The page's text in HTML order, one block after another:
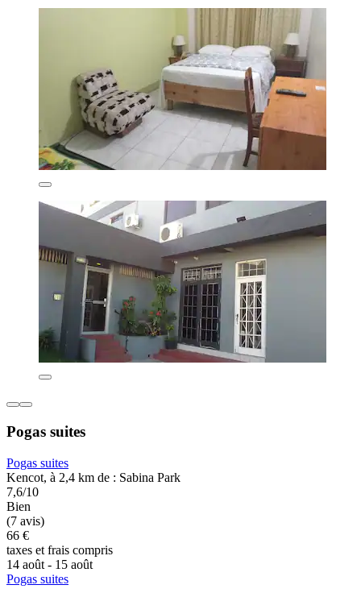
Pogas suites
Pogas suites
Kencot, à 2,4 km de : Sabina Park
7,6/10
Bien
(7 avis)
66 €
taxes et frais compris
14 août - 15 août
Pogas suites